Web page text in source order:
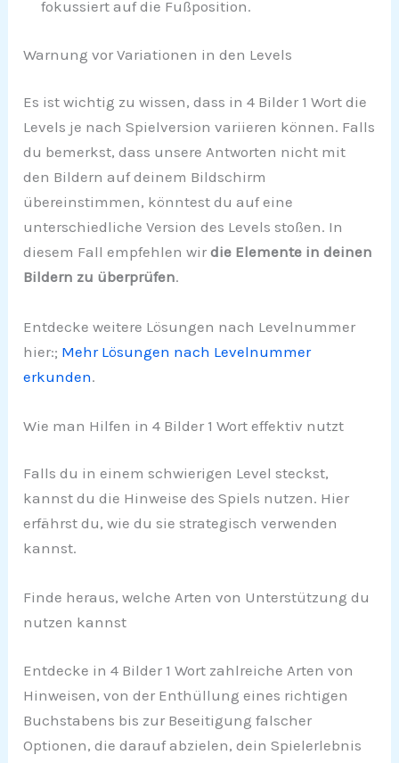
fokussiert auf die Fußposition.
Warnung vor Variationen in den Levels
Es ist wichtig zu wissen, dass in 4 Bilder 1 Wort die
Levels je nach Spielversion variieren können. Falls
du bemerkst, dass unsere Antworten nicht mit
den Bildern auf deinem Bildschirm
übereinstimmen, könntest du auf eine
unterschiedliche Version des Levels stoßen. In
diesem Fall empfehlen wirdie Elemente in deinen
Bildern zu überprüfen.
Entdecke weitere Lösungen nach Levelnummer
hier:; Mehr Lösungen nach Levelnummer
erkunden.
Wie man Hilfen in 4 Bilder 1 Wort effektiv nutzt
Falls du in einem schwierigen Level steckst,
kannst du die Hinweise des Spiels nutzen. Hier
erfährst du, wie du sie strategisch verwenden
kannst.
Finde heraus, welche Arten von Unterstützung du
nutzen kannst
Entdecke in 4 Bilder 1 Wort zahlreiche Arten von
Hinweisen, von der Enthüllung eines richtigen
Buchstabens bis zur Beseitigung falscher
Optionen, die darauf abzielen, dein Spielerlebnis